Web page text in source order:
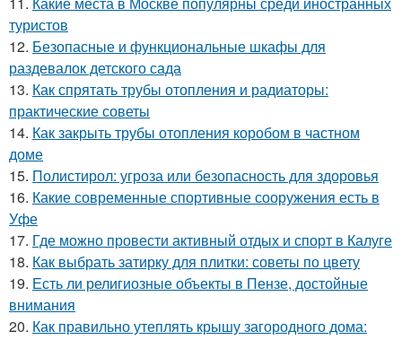
туристов
12. Безопасные и функциональные шкафы для
раздевалок детского сада
13. Как спрятать трубы отопления и радиаторы:
практические советы
14. Как закрыть трубы отопления коробом в частном
доме
15. Полистирол: угроза или безопасность для здоровья
16. Какие современные спортивные сооружения есть в
Уфе
17. Где можно провести активный отдых и спорт в Калуге
18. Как выбрать затирку для плитки: советы по цвету
19. Есть ли религиозные объекты в Пензе, достойные
внимания
20. Как правильно утеплять крышу загородного дома: